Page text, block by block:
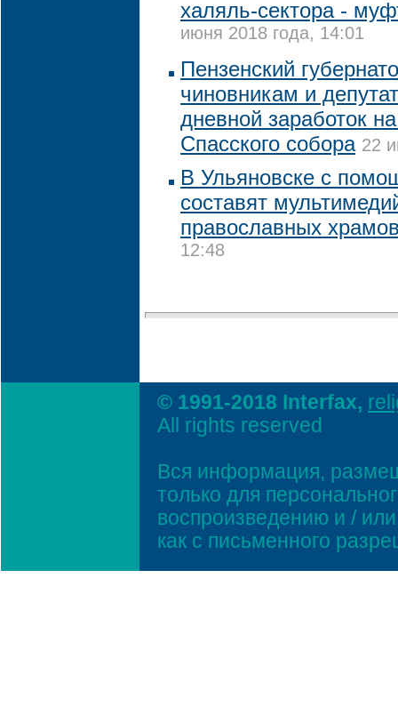
халяль-сектора -
июня 2018 года, 14:01
Пензенский
чиновникам и
дневной заработок
Спасского собора 22
В Ульяновске с
составят
православных
12:48
© 1991-2018 Interfax,
All rights reserved
Вся информация,
только для
воспроизведению и /
как с письменного